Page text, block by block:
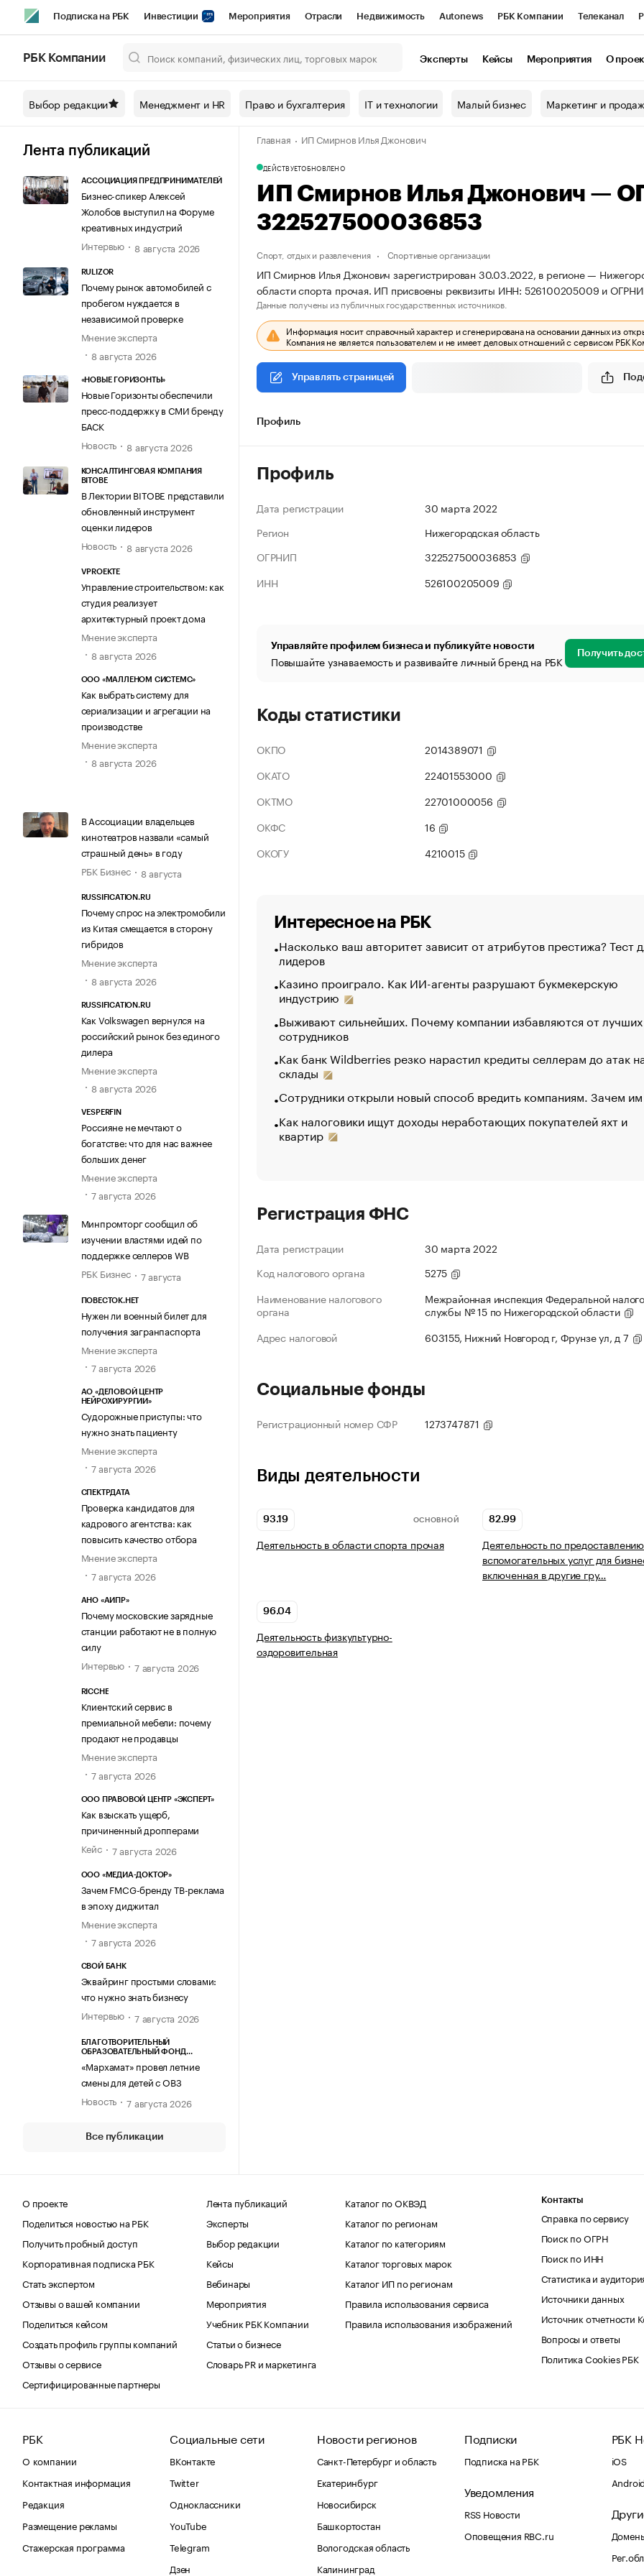
Подписка на РБК Инвестиции Мероприятия Отрасли Недвижимость Autonews РБК Компании Телеканал
Спецпроекты СПб Конференции СПб Спецпроекты Проверка контрагентов
Технологии и медиа Рынок наличной валюты
РБК Компании Эксперты Кейсы Мероприятия О
Выбор редакции Менеджмент и HR Право и бухгалтерия IT и технологии Малый бизнес Маркетинг и
Лента публикаций
АССОЦИАЦИЯ ПРЕДПРИНИМАТЕЛЕЙ
Бизнес-спикер Алексей
Жолобов выступил на Форуме
креативных индустрий
Интервью
8 августа 2026
RULIZOR
Почему рынок автомобилей с
пробегом нуждается в
независимой проверке
Мнение эксперта
8 августа 2026
«НОВЫЕ ГОРИЗОНТЫ»
Новые Горизонты обеспечили
пресс-поддержку в СМИ бренду
БАСК
Новость
8 августа 2026
КОНСАЛТИНГОВАЯ КОМПАНИЯ
BITOBE
В Лектории BITOBE представили
обновленный инструмент
оценки лидеров
Новость
8 августа 2026
VPROEKTE
Управление строительством: как
студия реализует
архитектурный проект дома
Мнение эксперта
8 августа 2026
ООО «МАЛЛЕНОМ СИСТЕМС»
Как выбрать систему для
сериализации и агрегации на
производстве
Мнение эксперта
8 августа 2026
В Ассоциации владельцев
кинотеатров назвали «самый
страшный день» в году
РБК Бизнес
8 августа
RUSSIFICATION.RU
Почему спрос на электромобили
из Китая смещается в сторону
гибридов
Мнение эксперта
8 августа 2026
RUSSIFICATION.RU
Как Volkswagen вернулся на
российский рынок без единого
дилера
Мнение эксперта
8 августа 2026
VESPERFIN
Россияне не мечтают о
богатстве: что для нас важнее
больших денег
Мнение эксперта
7 августа 2026
Минпромторг сообщил об
изучении властями идей по
поддержке селлеров WB
РБК Бизнес
7 августа
ПОВЕСТОК.НЕТ
Нужен ли военный билет для
получения загранпаспорта
Мнение эксперта
7 августа 2026
АО «ДЕЛОВОЙ ЦЕНТР
НЕЙРОХИРУРГИИ»
Судорожные приступы: что
нужно знать пациенту
Мнение эксперта
7 августа 2026
СПЕКТРДАТА
Проверка кандидатов для
кадрового агентства: как
повысить качество отбора
Мнение эксперта
7 августа 2026
АНО «АИПР»
Почему московские зарядные
станции работают не в полную
силу
Интервью
7 августа 2026
RICCHE
Клиентский сервис в
премиальной мебели: почему
продают не продавцы
Мнение эксперта
7 августа 2026
ООО ПРАВОВОЙ ЦЕНТР «ЭКСПЕРТ»
Как взыскать ущерб,
причиненный дропперами
Кейс
7 августа 2026
ООО «МЕДИА-ДОКТОР»
Зачем FMCG-бренду ТВ-реклама
в эпоху диджитал
Мнение эксперта
7 августа 2026
СВОЙ БАНК
Эквайринг простыми словами:
что нужно знать бизнесу
Интервью
7 августа 2026
БЛАГОТВОРИТЕЛЬНЫЙ
ОБРАЗОВАТЕЛЬНЫЙ ФОНД
«Мархамат» провел летние
смены для детей с ОВЗ
Новость
7 августа 2026
Все публикации
Главная ИП Смирнов Илья Джонович
ДЕЙСТВУЕТОБНОВЛЕНО
ИП Смирнов Илья Джонович —
322527500036853
Спорт, отдых и развлечения Спортивные организации
ИП Смирнов Илья Джонович зарегистрирован 30.03.2022, в регионе —
области спорта прочая. ИП присвоены реквизиты ИНН: 526100205009 и
Данные получены из публичных государственных источников.
Информация носит справочный характер и сгенерирована на основании данных из
Компания не является пользователем и не имеет деловых отношений с сервисом РБК
Управлять страницей
Профиль
Профиль
Дата регистрации
30 марта 2022
Регион
Нижегородская область
ОГРНИП
322527500036853
ИНН
526100205009
Управляйте профилем бизнеса и публикуйте новости
Повышайте узнаваемость и развивайте личный бренд на РБК Получить
Коды статистики
ОКПО
2014389071
ОКАТО
22401553000
ОКТМО
22701000056
ОКФС
16
ОКОГУ
4210015
Интересное на РБК
Насколько ваш авторитет зависит от атрибутов престижа? Тест
лидеров
Казино проиграло. Как ИИ-агенты разрушают букмекерскую
индустрию
Выживают сильнейших. Почему компании избавляются от лучших
сотрудников
Как банк Wildberries резко нарастил кредиты селлерам до атак
склады
Сотрудники открыли новый способ вредить компаниям. Зачем
Как налоговики ищут доходы неработающих покупателей яхт и
квартир
Регистрация ФНС
Дата регистрации
30 марта 2022
Код налогового органа
5275
Наименование налогового
органа
Межрайонная инспекция Федеральной
службы № 15 по Нижегородской области
Адрес налоговой
603155, Нижний Новгород г, Фрунзе ул, д 7
Социальные фонды
Регистрационный номер СФР 1273747871
Виды деятельности
93.19 ОСНОВНОЙ
Деятельность в области спорта прочая
82.99
Деятельность по
вспомогательных услуг для
включенная в другие гру…
96.04
Деятельность физкультурно-
оздоровительная
О проекте
Поделиться новостью на РБК
Получить пробный доступ
Корпоративная подписка РБК
Стать экспертом
Отзывы о вашей компании
Поделиться кейсом
Создать профиль группы компаний
Отзывы о сервисе
Сертифицированные партнеры
Лента публикаций
Эксперты
Выбор редакции
Кейсы
Вебинары
Мероприятия
Учебник РБК Компании
Статьи о бизнесе
Словарь PR и маркетинга
Каталог по ОКВЭД
Каталог по регионам
Каталог по категориям
Каталог торговых марок
Каталог ИП по регионам
Правила использования сервиса
Правила использования изображений
Контакты
Справка по сервису
Поиск по ОГРН
Поиск по ИНН
Статистика и
Источники данных
Источник отчетности
Вопросы и ответы
Политика Cookies РБК
РБК
О компании
Контактная информация
Редакция
Размещение рекламы
Стажерская программа
Социальные сети
ВКонтакте
Twitter
Одноклассники
YouTube
Telegram
Дзен
Новости регионов
Санкт-Петербург и область
Екатеринбург
Новосибирск
Башкортостан
Вологодская область
Калининград
Подписки
Подписка на РБК
Уведомления
RSS Новости
Оповещения RBC.ru
РБК
iOS